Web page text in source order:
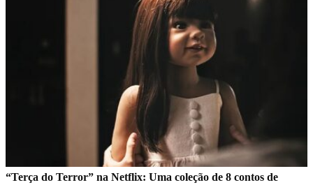
“Terça do Terror” na Netflix: Uma coleção de 8 contos de